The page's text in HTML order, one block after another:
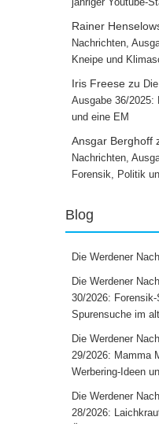
Rainer
Nachrichten,
Kneipe und
Iris Freese zu
Ausgabe 36/
und eine EM
Ansgar Berghoff
Nachrichten,
Forensik, Politik
Blog
Die Werdener
Die Werdener
30/2026:
Spurensuche im
Die Werdener
29/2026: Mamma
Werbering-Ideen
Die Werdener
28/2026: